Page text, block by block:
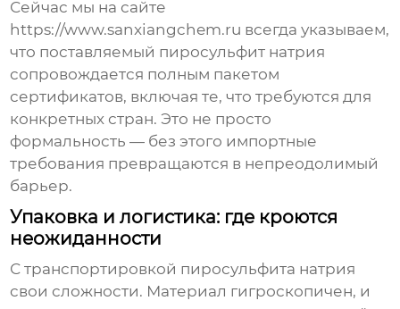
Сейчас мы на сайте
https://www.sanxiangchem.ru всегда указываем,
что поставляемый пиросульфит натрия
сопровождается полным пакетом
сертификатов, включая те, что требуются для
конкретных стран. Это не просто
формальность — без этого импортные
требования превращаются в непреодолимый
барьер.
Упаковка и логистика: где кроются
неожиданности
С транспортировкой пиросульфита натрия
свои сложности. Материал гигроскопичен, и